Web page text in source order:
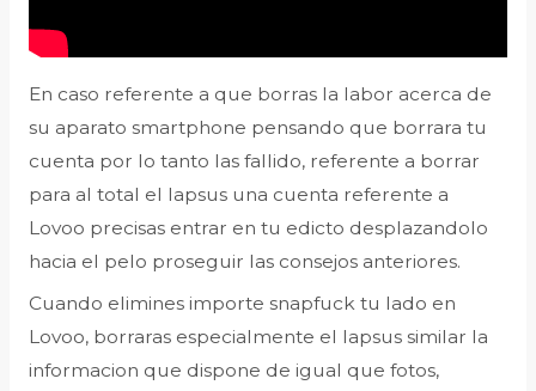
En caso referente a que borras la labor acerca de
su aparato smartphone pensando que borrara tu
cuenta por lo tanto las fallido, referente a borrar
para al total el lapsus una cuenta referente a
Lovoo precisas entrar en tu edicto desplazandolo
hacia el pelo proseguir las consejos anteriores.
Cuando elimines importe snapfuck tu lado en
Lovoo, borraras especialmente el lapsus similar la
informacion que dispone de igual que fotos,